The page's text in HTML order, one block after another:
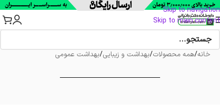
Skip to navigation
Skip to main content
خانه/همه محصولات/بهداشت و زیبایی/بهداشت عمومی